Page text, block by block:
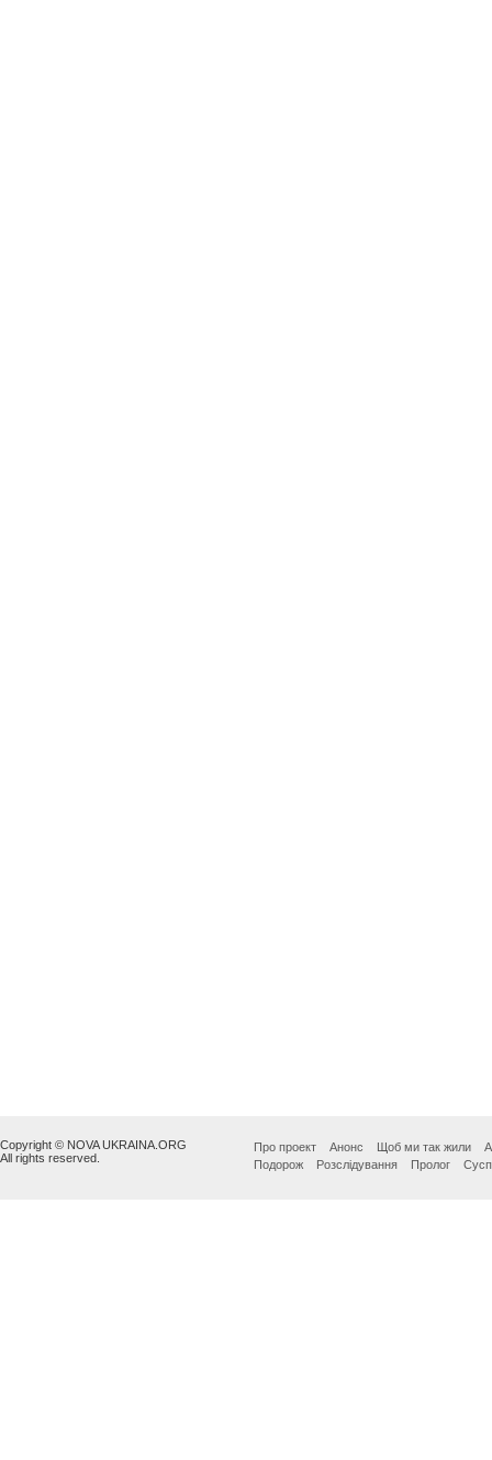
Copyright © NOVA UKRAINA.ORG
All rights reserved.
Про проект Анонс Щоб ми так жили
Подорож
Розслідування Пролог